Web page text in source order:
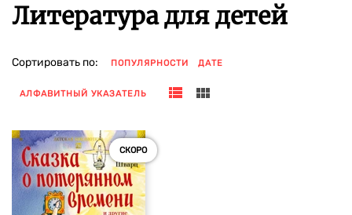
Литература для детей
Сортировать по: ПОПУЛЯРНОСТИ ДАТЕ
АЛФАВИТНЫЙ УКАЗАТЕЛЬ
СКОРО